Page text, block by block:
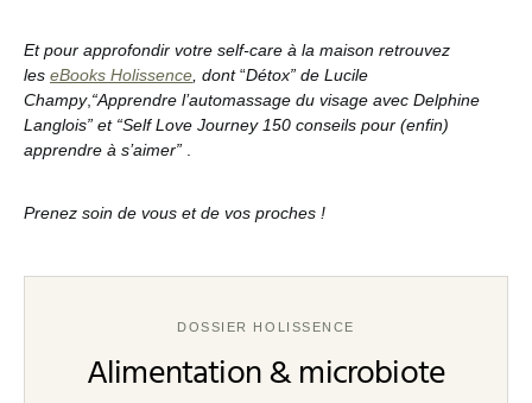
Et pour approfondir votre self-care à la maison retrouvez
les eBooks Holissence , dont“Détox” de Lucile
Champy, “Apprendre l’automassage du visage avec Delphine
Langlois” et “Self Love Journey 150 conseils pour (enfin)
apprendre à s’aimer”
Prenez soin de vous et de vos proches !
DOSSIER HOLISSENCE
Alimentation & microbiote